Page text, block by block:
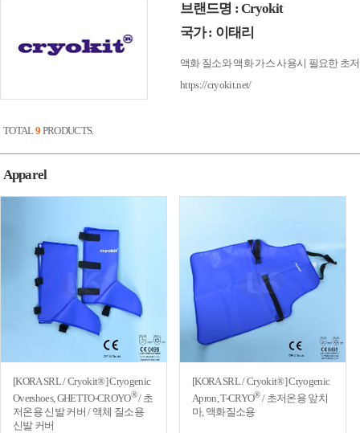
브랜드명 : Cryokit
국가 : 이태리
액화 질소와 액화 가스 사용시 필요한 초
https://cryokit.net/
TOTAL 9 PRODUCTS.
Apparel
[KORA SRL / Cryokit®] Cryogenic
Overshoes, GHETTO-CROYO®/ 초
저온용 신발 커버 / 액체 질소용
신발 커버
[KORA SRL / Cryokit®] Cryogenic
Apron, T-CRYO®/ 초저온용 앞치
마, 액화질소용